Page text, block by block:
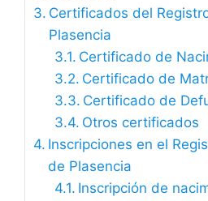
Certificados del
Plasencia
Certificado de
Certificado de
Certificado de
Otros certificados
Inscripciones en el
de Plasencia
Inscripción de